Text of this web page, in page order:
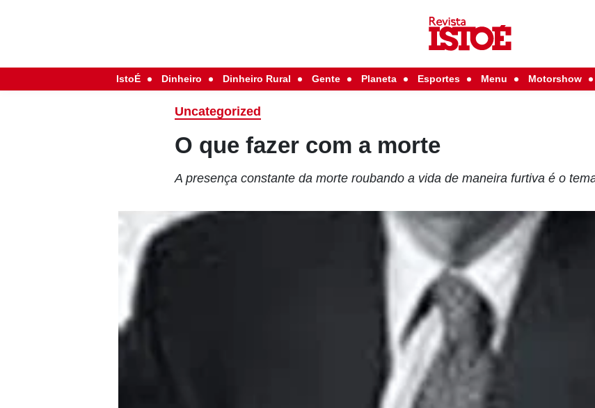
IstoÉ Dinheiro Dinheiro Rural Gente Planeta Esportes Menu Motorshow
Uncategorized
O que fazer com a morte
A presença constante da morte roubando a vida de maneira furtiva é o